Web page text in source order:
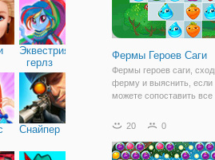
Эквестрия
герлз
Снайпер
Фермы Героев Саги
Фермы героев саги,
ферму и выяснить, если
можете сопоставить все
20
0